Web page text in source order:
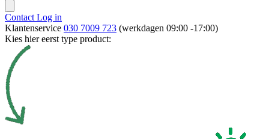
Contact Log in
Klantenservice 030 7009 723 (werkdagen 09:00 -17:00)
Kies hier eerst type product: